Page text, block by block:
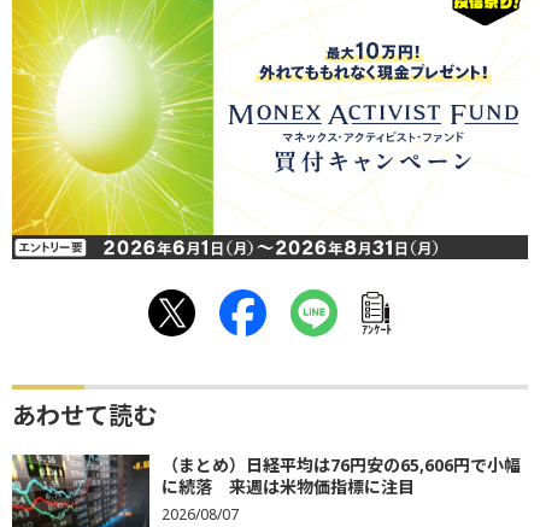
ｱﾝｹｰﾄ
あわせて読む
（まとめ）日経平均は76円安の65,606円で小幅
に続落 来週は米物価指標に注目
2026/08/07